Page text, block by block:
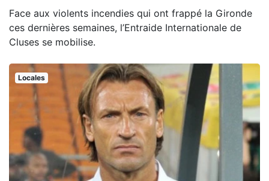
Face aux violents incendies qui ont frappé la Gironde
ces dernières semaines, l’Entraide Internationale de
Cluses se mobilise.
Locales